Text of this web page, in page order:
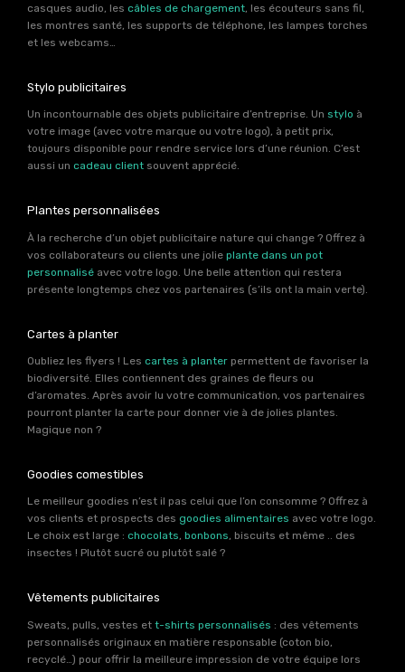
casques audio, les câbles de chargement, les écouteurs sans fil,
les montres santé, les supports de téléphone, les lampes torches
et les webcams…
Stylo publicitaires
Un incontournable des objets publicitaire d’entreprise. Un stylo à
votre image (avec votre marque ou votre logo), à petit prix,
toujours disponible pour rendre service lors d’une réunion. C’est
aussi un cadeau client souvent apprécié.
Plantes personnalisées
À la recherche d’un objet publicitaire nature qui change ? Offrez à
vos collaborateurs ou clients une jolie plante dans un pot
personnalisé avec votre logo. Une belle attention qui restera
présente longtemps chez vos partenaires (s’ils ont la main verte).
Cartes à planter
Oubliez les flyers ! Les cartes à planter permettent de favoriser la
biodiversité. Elles contiennent des graines de fleurs ou
d’aromates. Après avoir lu votre communication, vos partenaires
pourront planter la carte pour donner vie à de jolies plantes.
Magique non ?
Goodies comestibles
Le meilleur goodies n’est il pas celui que l’on consomme ? Offrez à
vos clients et prospects des goodies alimentaires avec votre logo.
Le choix est large : chocolats, bonbons, biscuits et même .. des
insectes ! Plutôt sucré ou plutôt salé ?
Vêtements publicitaires
Sweats, pulls, vestes et t-shirts personnalisés : des vêtements
personnalisés originaux en matière responsable (coton bio,
recyclé…) pour offrir la meilleure impression de votre équipe lors